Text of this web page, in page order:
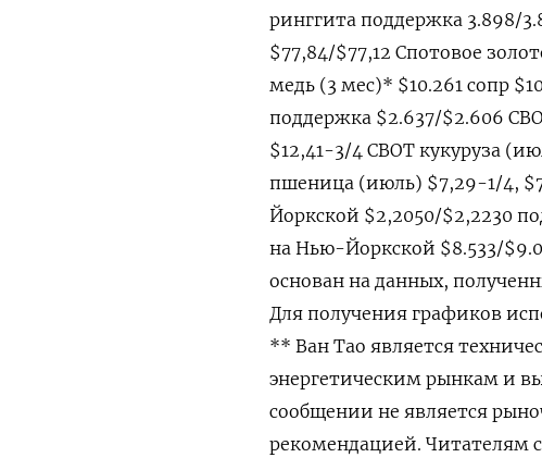
ринггита поддержка 3.898/
$77,84/$77,12 Спотовое
медь (3 мес)* $10.261 сопр
поддержка $2.637/$2.606
$12,41-3/4 CBOT кукуруза
пшеница (июль) $7,29-1/4,
Йоркской $2,2050/$2,2230
на Нью-Йоркской $8.533/
основан на данных,
Для получения графиков
** Ван Тао является
энергетическим рынкам и
сообщении не является
рекомендацией. Читателям